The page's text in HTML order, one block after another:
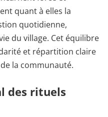
quant à elles la
quotidienne,
du village. Cet équilibre
et répartition claire
la communauté.
des rituels